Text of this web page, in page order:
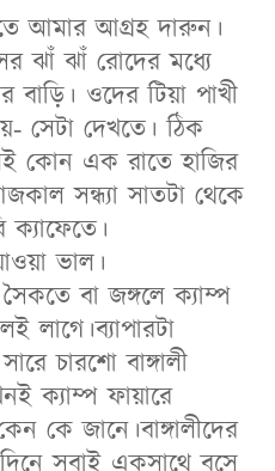
আমার আগ্রহ দারুন।
ঝাঁ ঝাঁ রোদের মধ্যে
বাড়ি। ওদের টিয়া পাখী
সেটা দেখতে। ঠিক
কোন এক রাতে হাজির
সন্ধ্যা সাতটা থেকে
ভাল।
বা জঙ্গলে ক্যাম্প
লাগে।ব্যাপারটা
চারশো বাঙ্গালী
ক্যাম্প ফায়ারে
কে জানে।বাঙ্গালীদের